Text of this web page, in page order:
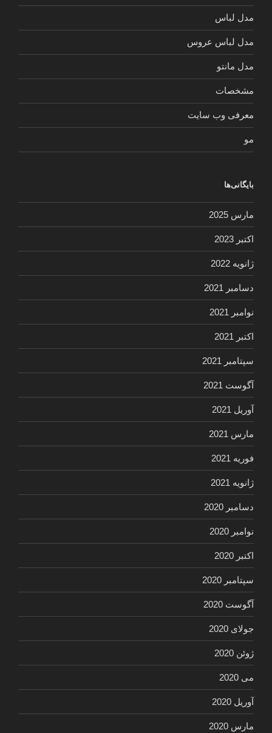
مدل لباس
مدل لباس عروس
مدل مانتو
مشخصات
معرفی وب سایت
مو
بایگانی‌ها
مارس 2025
اکتبر 2023
ژانویه 2022
دسامبر 2021
نوامبر 2021
اکتبر 2021
سپتامبر 2021
آگوست 2021
آوریل 2021
مارس 2021
فوریه 2021
ژانویه 2021
دسامبر 2020
نوامبر 2020
اکتبر 2020
سپتامبر 2020
آگوست 2020
جولای 2020
ژوئن 2020
می 2020
آوریل 2020
مارس 2020